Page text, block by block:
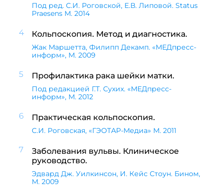
Под ред. С.И. Роговской, Е.В. Липовой. Status
Praesens М. 2014
4 Кольпоскопия. Метод и диагностика.
Жак Маршетта, Филипп Декамп. «МЕДпресс-
информ», М. 2009
5 Профилактика рака шейки матки.
Под редакцией Г.Т. Сухих. «МЕДпресс-
информ», М. 2012
6 Практическая кольпоскопия.
С.И. Роговская, «ГЭОТАР-Медиа» М. 2011
7
Заболевания вульвы. Клиническое
руководство.
Эдвард Дж. Уилкинсон, И. Кейс Стоун. Бином,
М. 2009